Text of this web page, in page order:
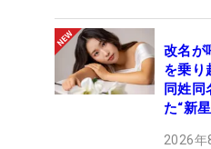
改名が
を乗り
同姓
た“新
2026年